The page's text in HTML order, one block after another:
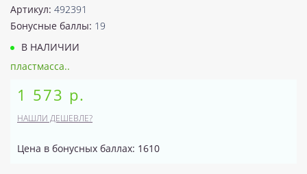
Артикул: 492391
Бонусные баллы: 19
В НАЛИЧИИ
пластмасса..
1 573 р.
НАШЛИ ДЕШЕВЛЕ?
Цена в бонусных баллах: 1610